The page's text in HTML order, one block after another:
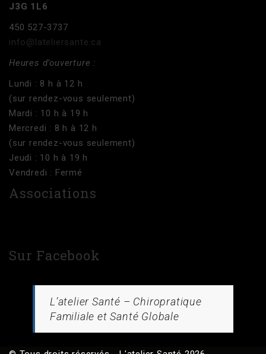
J3G 1L6
450 527-3737
info@lateliersante.ca
Heures d’ouverture :
Lundi : 8 h à 12 h
(sur rendez-vous seulement)
Mardi : 10 h à 19 h
Mercredi : 8 h à 12 h
(sur rendez-vous seulement)
Jeudi : 10 h à 19 h
Vendredi : Fermé
Associations
Sur Facebook
L’atelier Santé – Chiropratique
Familiale et Santé Globale